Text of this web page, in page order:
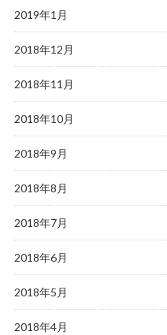
2019年1月
2018年12月
2018年11月
2018年10月
2018年9月
2018年8月
2018年7月
2018年6月
2018年5月
2018年4月